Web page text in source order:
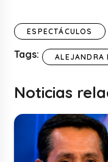
ESPECTÁCULOS
Tags: ALEJANDRA
Noticias